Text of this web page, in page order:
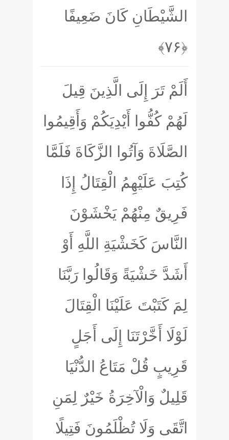
الشَّيْطَانِ كَانَ ضَعِيفًا
﴿۷۶﴾
أَلَمْ تَرَ إِلَى الَّذِينَ قِيلَ
لَهُمْ كُفُّوا أَيْدِيَكُمْ وَأَقِيمُوا
الصَّلَاةَ وَآتُوا الزَّكَاةَ فَلَمَّا
كُتِبَ عَلَيْهِمُ الْقِتَالُ إِذَا
فَرِيقٌ مِنْهُمْ يَخْشَوْنَ
النَّاسَ كَخَشْيَةِ اللَّهِ أَوْ
أَشَدَّ خَشْيَةً وَقَالُوا رَبَّنَا
لِمَ كَتَبْتَ عَلَيْنَا الْقِتَالَ
لَوْلَا أَخَّرْتَنَا إِلَى أَجَلٍ
قَرِيبٍ قُلْ مَتَاعُ الدُّنْيَا
قَلِيلٌ وَالْآخِرَةُ خَيْرٌ لِمَنِ
اتَّقَى وَلَا تُظْلَمُونَ فَتِيلًا